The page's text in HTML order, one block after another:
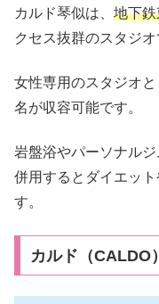
カルド琴似は、 地下
クセス抜群のスタジオ
女性専用のスタジオ
名が収容可能です。
岩盤浴やパーソナル
併用するとダイエッ
す。
カルド（CALDO